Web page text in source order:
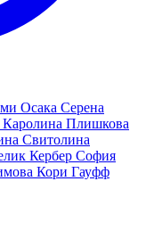
Осака Серена
Каролина Плишкова
Свитолина
Кербер София
Кори Гауфф